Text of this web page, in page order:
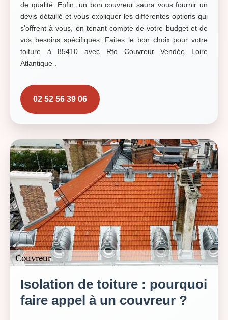
de qualité. Enfin, un bon couvreur saura vous fournir un
devis détaillé et vous expliquer les différentes options qui
s'offrent à vous, en tenant compte de votre budget et de
vos besoins spécifiques. Faites le bon choix pour votre
toiture à 85410 avec Rto Couvreur Vendée Loire
Atlantique .
02 52 56 39 06
Isolation de toiture : pourquoi
faire appel à un couvreur ?